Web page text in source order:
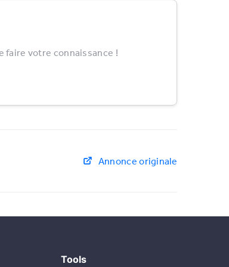
faire votre connaissance !
Annonce originale
Tools